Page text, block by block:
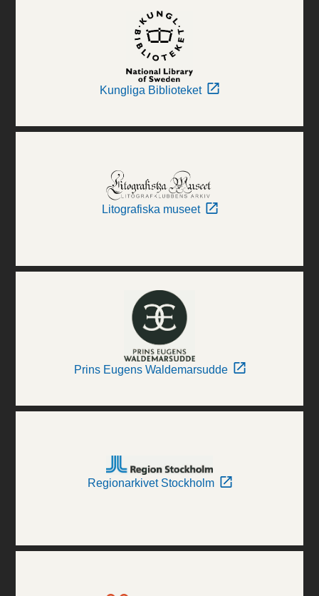
Kungliga Biblioteket
Litografiska museet
Prins Eugens Waldemarsudde
Regionarkivet Stockholm